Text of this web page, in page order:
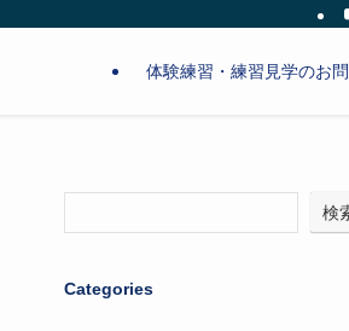
体験練習・練習見学のお
検
Categories